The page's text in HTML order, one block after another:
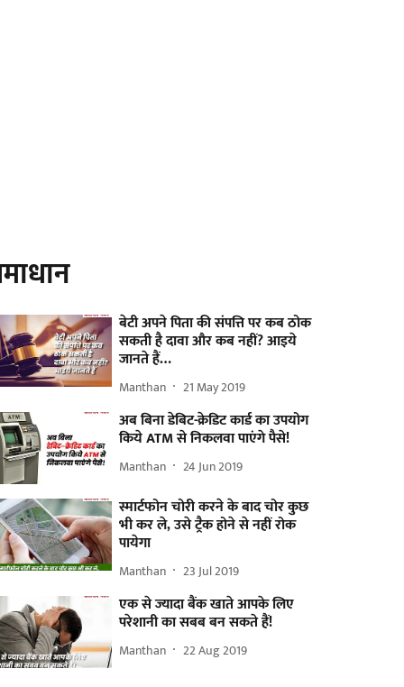
बेटी अपने पिता की संपत्ति पर कब ठोक
सकती है दावा और कब नहीं? आइये
जानते हैं…
Manthan 21 May 2019
अब बिना डेबिट-क्रेडिट कार्ड का उपयोग
किये ATM से निकलवा पाएंगे पैसे!
Manthan 24 Jun 2019
स्मार्टफोन चोरी करने के बाद चोर कुछ
भी कर ले, उसे ट्रैक होने से नहीं रोक
पायेगा
Manthan 23 Jul 2019
एक से ज्यादा बैंक खाते आपके लिए
परेशानी का सबब बन सकते हैं!
Manthan 22 Aug 2019